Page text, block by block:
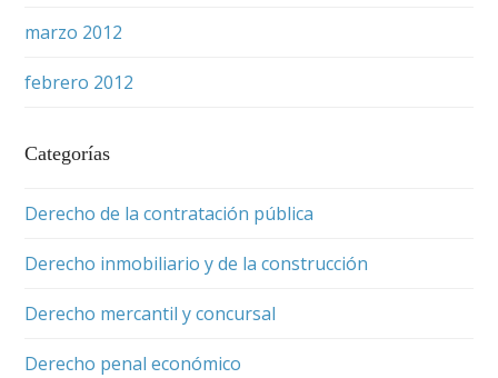
marzo 2012
febrero 2012
Categorías
Derecho de la contratación pública
Derecho inmobiliario y de la construcción
Derecho mercantil y concursal
Derecho penal económico